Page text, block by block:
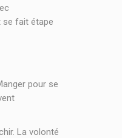
se fait étape
pour se
La volonté